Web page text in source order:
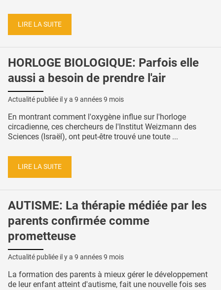
LIRE LA SUITE
HORLOGE BIOLOGIQUE: Parfois elle
aussi a besoin de prendre l'air
Actualité publiée il y a 9 années 9 mois
En montrant comment l'oxygène influe sur l'horloge
circadienne, ces chercheurs de l'Institut Weizmann des
Sciences (Israël), ont peut-être trouvé une toute ...
LIRE LA SUITE
AUTISME: La thérapie médiée par les
parents confirmée comme
prometteuse
Actualité publiée il y a 9 années 9 mois
La formation des parents à mieux gérer le développement
de leur enfant atteint d'autisme, fait une nouvelle fois ses